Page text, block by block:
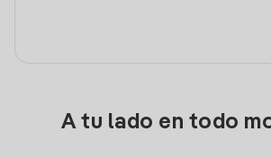
A tu lado en todo